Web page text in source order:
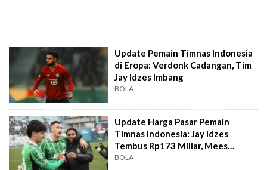
Update Pemain Timnas Indonesia
di Eropa: Verdonk Cadangan, Tim
Jay Idzes Imbang
BOLA
Update Harga Pasar Pemain
Timnas Indonesia: Jay Idzes
Tembus Rp173 Miliar, Mees
Hilgers Makin Turun
BOLA